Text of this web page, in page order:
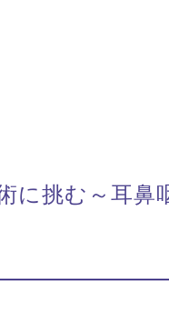
に挑む～耳